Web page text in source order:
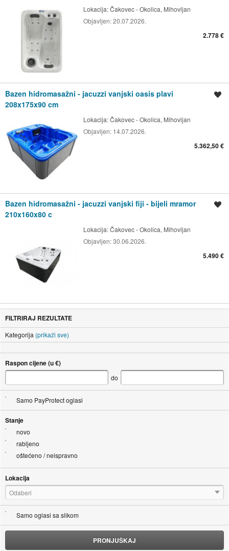
Lokacija:Čakovec - Okolica, Mihovljan
Objavljen:20.07.2026.
2.778 €
Bazen hidromasažni - jacuzzi vanjski oasis plavi
208x175x90 cm
Lokacija:Čakovec - Okolica, Mihovljan
Objavljen: 14.07.2026.
5.362,50 €
Bazen hidromasažni - jacuzzi vanjski fiji - bijeli mramor
210x160x80 c
Lokacija:Čakovec - Okolica, Mihovljan
Objavljen:30.06.2026.
5.490 €
FILTRIRAJ REZULTATE
Kategorija (prikaži sve)
Raspon cijene (u €)
do
Samo PayProtect oglasi
Stanje
novo
rabljeno
oštećeno / neispravno
Lokacija
Odaberi
Samo oglasi sa slikom
PRONJUŠKAJ